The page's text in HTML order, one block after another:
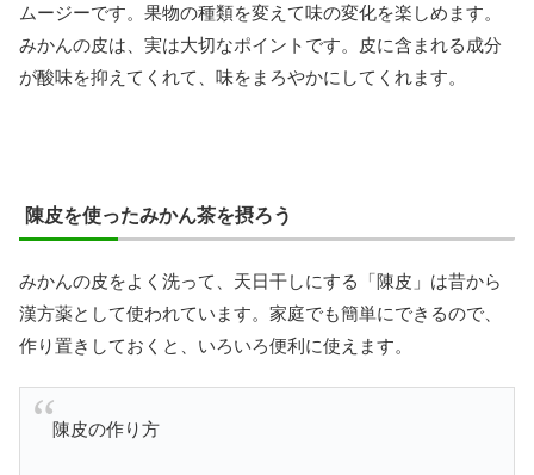
ムージーです。果物の種類を変えて味の変化を楽しめます。
みかんの皮は、実は大切なポイントです。皮に含まれる成分
が酸味を抑えてくれて、味をまろやかにしてくれます。
陳皮を使ったみかん茶を摂ろう
みかんの皮をよく洗って、天日干しにする「陳皮」は昔から
漢方薬として使われています。家庭でも簡単にできるので、
作り置きしておくと、いろいろ便利に使えます。
陳皮の作り方